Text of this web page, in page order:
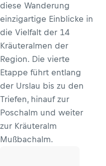
diese Wanderung
einzigartige Einblicke in
die Vielfalt der 14
Kräuteralmen der
Region. Die vierte
Etappe führt entlang
der Urslau bis zu den
Triefen, hinauf zur
Poschalm und weiter
zur Kräuteralm
Mußbachalm.